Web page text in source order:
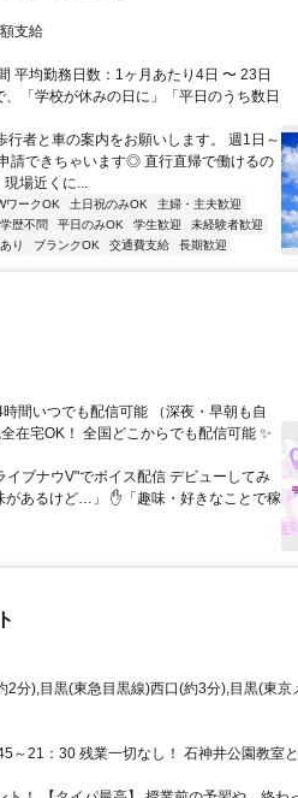
支給
平均勤務日数：1ヶ月あたり4日 〜 23日
「学校が休みの日に」「平日のうち数日
者と車の案内をお願いします。 週1日～
請できちゃいます◎ 直行直帰で働けるの
場近くに...
ワークOK 土日祝のみOK
主婦・主夫歓迎
学歴不問 平日のみOK 学生歓迎
未経験者歓迎
り ブランクOK 交通費支給 長期歓迎
間いつでも配信可能 （深夜・早朝も自
在宅OK！ 全国どこからでも配信可能 ✨
イブナウV"でボイス配信 デビューしてみ
があるけど…」 ✋「趣味・好きなことで稼
分),目黒(東急目黒線)西口(約3分),目黒(東京
～21：30 残業一切なし！ 石神井公園教室